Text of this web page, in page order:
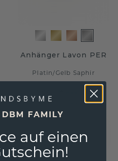
Anhänger Lavon PER
Platin/Gelb Saphir
855,- €
Exkl. MwSt. & Zölle
FAMILY
auf einen